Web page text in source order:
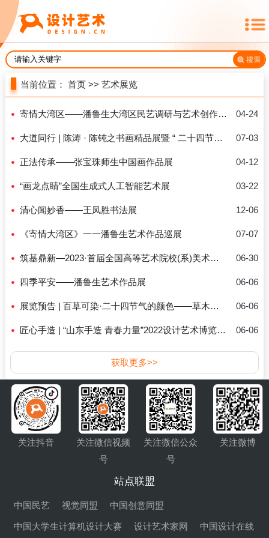
当前位置：首页 >>艺术展览
04-24
寄情大湾区——潘鲁生大湾区民艺调研与艺术创作巡展在广州举办
07-03
大道同行 | 陈涛 · 陈钝之书画精品展暨 “ 二十四节气 ” 主题联名创作首展
04-12
正法传承——张宝珠师生中国画作品展
03-22
“画龙点睛”全国生成式人工智能艺术展
12-06
清心闻妙香——王凤胜书法展
07-07
《寄情大湾区》一一潘鲁生艺术作品巡展
06-30
筑基鼎新—2023·首届全国高等艺术院校(系)美术与设计类基础课教学成果展暨山东工艺美术学院第六届基础课教学成果展
06-06
四季平安——潘鲁生艺术作品展
06-06
展览预告 | 百草可染·二十四节气的颜色——草木染手造作品展
06-06
匠心手造 | “山东手造 青春力量”2022设计艺术博览会精彩纷呈
获取更多>>
关注抖音
关注微信视频
号
关注微信公众
号
关注微博
站点联盟
中国民艺 视觉同盟 中国创意同盟
中国大学生计算机设计大赛 设计艺术家网 中国设计在线